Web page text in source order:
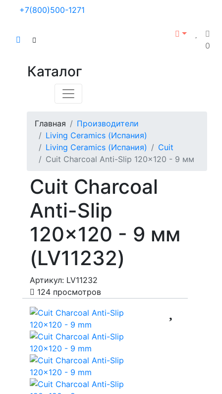
+7(800)500-1271
0
Каталог
Главная
Производители
Living Ceramics (Испания)
Living Ceramics (Испания)
Cuit
Cuit Charcoal Anti-Slip 120x120 - 9 мм
Cuit Charcoal
Anti-Slip
120x120 - 9 мм
(LV11232)
Артикул: LV11232
124 просмотров